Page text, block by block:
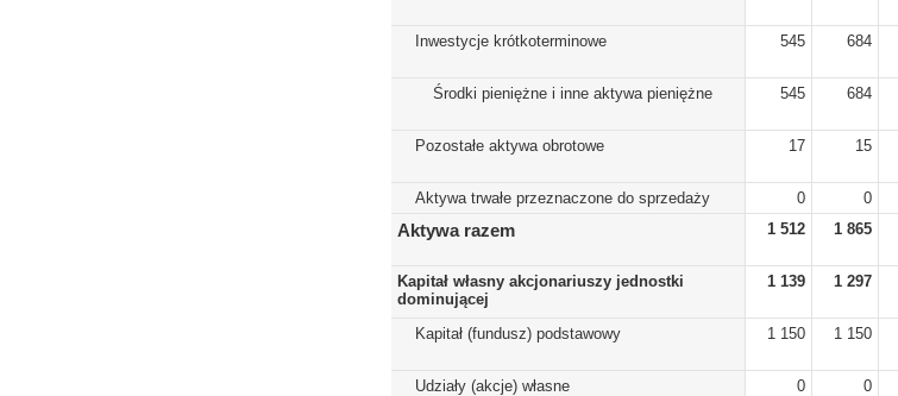
Inwestycje krótkoterminowe 545 684
Środki pieniężne i inne aktywa pieniężne 545 684
Pozostałe aktywa obrotowe 17 15
Aktywa trwałe przeznaczone do sprzedaży 0 0
Aktywa razem 1 512 1 865
Kapitał własny akcjonariuszy jednostki
dominującej
1 139 1 297
Kapitał (fundusz) podstawowy 1 150 1 150
Udziały (akcje) własne 0 0